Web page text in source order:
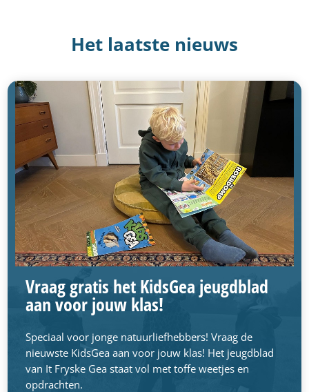
Het laatste nieuws
Vraag gratis het KidsGea jeugdblad
aan voor jouw klas!
Speciaal voor jonge natuurliefhebbers! Vraag de
nieuwste KidsGea aan voor jouw klas! Het jeugdblad
van It Fryske Gea staat vol met toffe weetjes en
opdrachten.